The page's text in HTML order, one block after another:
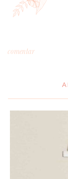
comentar